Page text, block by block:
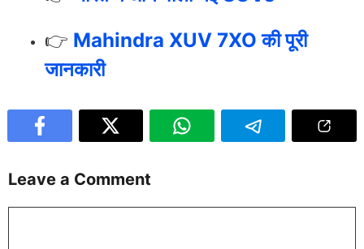
👉 Mahindra XUV 7XO की पूरी
जानकारी
Leave a Comment